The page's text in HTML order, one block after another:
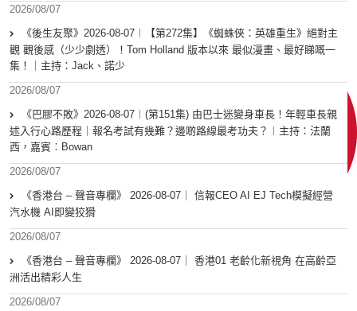
2026/08/07
《後生友聚》2026-08-07︱【第272集】《蜘蛛俠：英雄重生》絕對主
觀 觀後感（少少劇透）！Tom Holland 版本以來 最似漫畫、最好睇嘅一
集！｜主持：Jack、諾少
2026/08/07
《巴膠不敗》2026-08-07︱(第151集) 由巴士迷變身車長！年輕車長親
述入行心路歷程｜報名考試有幾難？邊啲路線最考功夫？︱主持：法蘭
西，嘉賓︰Bowan
2026/08/07
《香港台 – 聲音專欄》 2026-08-07｜ 信報CEO AI EJ Tech模擬經營
汽水機 AI即變狡猾
2026/08/07
《香港台 – 聲音專欄》 2026-08-07｜ 香港01 老齡化新視角 在高齡亞
洲活出精彩人生
2026/08/07